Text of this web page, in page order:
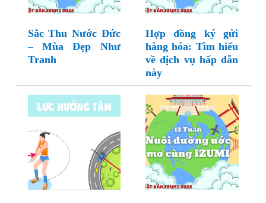
Sắc Thu Nước Đức
– Mùa Đẹp Như
Tranh
Hợp đồng ký gửi
hàng hóa: Tìm hiểu
về dịch vụ hấp dẫn
này